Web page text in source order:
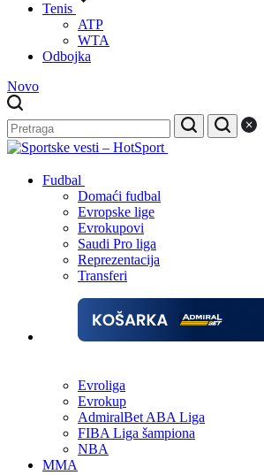
Tenis
ATP
WTA
Odbojka
Novo
Fudbal
Domaći fudbal
Evropske lige
Evrokupovi
Saudi Pro liga
Reprezentacija
Transferi
Evroliga
Evrokup
AdmiralBet ABA Liga
FIBA Liga šampiona
NBA
MMA